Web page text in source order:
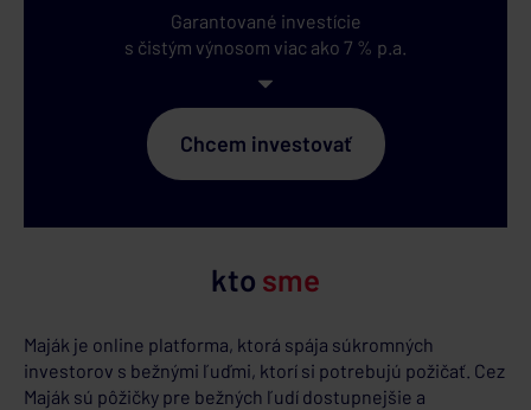
Garantované investície
s čistým výnosom viac ako 7 % p.a.
Chcem investovať
kto sme
Maják je online platforma, ktorá spája súkromných
investorov s bežnými ľuďmi, ktorí si potrebujú požičať. Cez
Maják sú pôžičky pre bežných ľudí dostupnejšie a